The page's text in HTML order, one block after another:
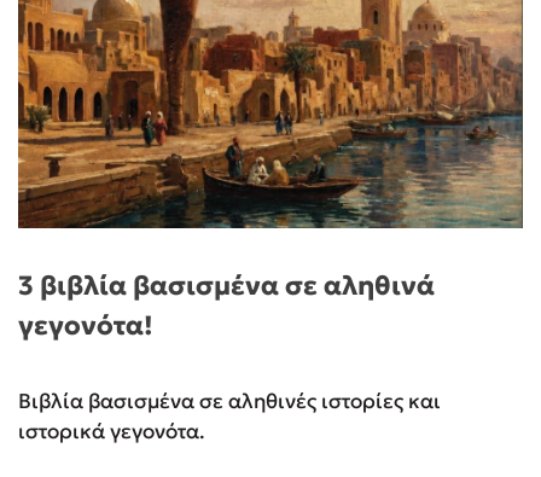
3 βιβλία βασισμένα σε αληθινά
γεγονότα!
Βιβλία βασισμένα σε αληθινές ιστορίες και
ιστορικά γεγονότα.